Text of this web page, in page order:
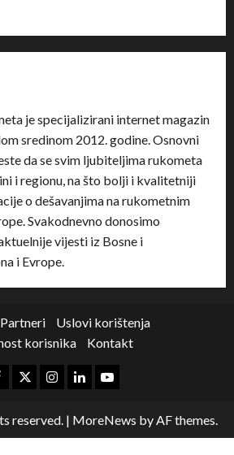
je specijalizirani internet magazin
sredinom 2012. godine. Osnovni
da se svim ljubiteljima rukometa
i regionu, na što bolji i kvalitetniji
o dešavanjima na rukometnim
Svakodnevno donosimo
vijesti iz Bosne i
i Evrope.
Partneri
Uslovi korištenja
korisnika
Kontakt
reserved. | MoreNews by AF themes.